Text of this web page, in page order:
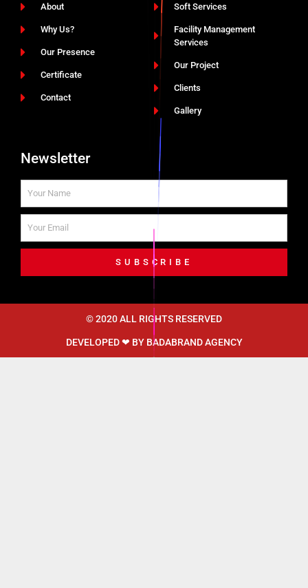
About
Why Us?
Our Presence
Certificate
Contact
Soft Services
Facility Management
Services
Our Project
Clients
Gallery
Newsletter
SUBSCRIBE
© 2020 ALL RIGHTS RESERVED​
DEVELOPED ❤ BY BADABRAND AGENCY